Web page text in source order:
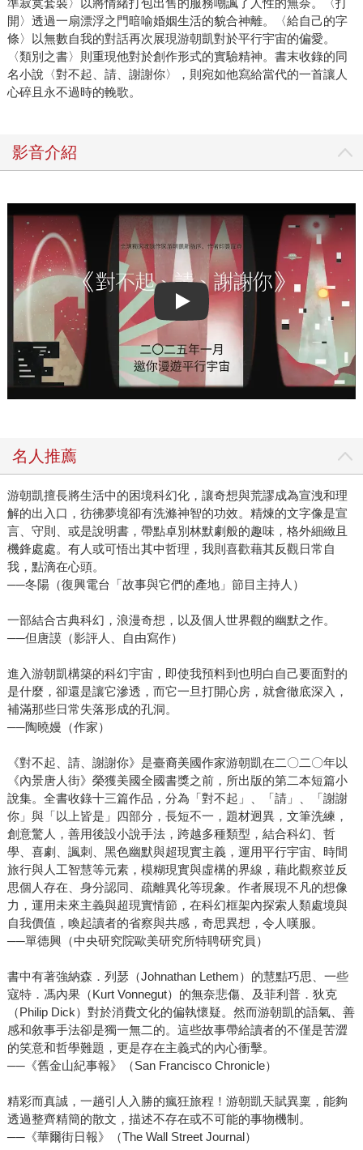
準寂寞套裝〉以將情緒打包出售的服務嘲諷了人性的無奈。〈打
開〉透過一扇漂浮之門暗喻婚姻生活的貌合神離。〈給自己的字
條〉以無數自我的對話再次展現游朝凱對於平行宇宙的偏愛。
〈類別之書〉則重現他對於創作形式的實驗精神。書末收錄的同
名小說〈對不起、請、謝謝你〉，則宛如他寫給當代的一首讓人
心碎且永不過時的輓歌。
影音介紹
Play video
名人推薦
游朝凱擅長將生活中的困境科幻化，讓奇想與荒謬成為宣洩和理
解的出入口，彷彿夢境卻有洗滌神智的功效。精煉的文字像是宣
言、守則、或是說明書，帶點卓別林默劇般的趣味，格外細緻且
機鋒處處。有人或可悟出其中哲理，我則喜歡藉其反觀日常自
我，點滴在心頭。
──冬陽（復興電台「故事與它們的產地」節目主持人）
一部結合古典科幻，浪漫奇想，以及個人世界觀的幽默之作。
──但唐謨（影評人、自由寫作）
進入游朝凱構築的科幻宇宙，即使我預料到也明白自己要面對的
是什麼，卻還是讓它滲透，而它一旦打開心房，就會徹底深入，
補滿那些日常失落形成的孔洞。
──陶曉嫚（作家）
《對不起、請、謝謝你》是臺裔美國作家游朝凱在二〇二〇年以
《內景唐人街》榮獲美國全國書獎之前，所出版的第二本短篇小
說集。全書收錄十三篇作品，分為「對不起」、「請」、「謝謝
你」與「以上皆是」四部分，長短不一，題材迥異，文筆洗練，
創意驚人，善用後設小說手法，跨越多種類型，結合科幻、哲
學、喜劇、諷刺、黑色幽默與超現實主義，運用平行宇宙、時間
旅行與人工智慧等元素，模糊現實與虛構的界線，藉此觀察並反
思個人存在、身分認同、疏離異化等現象。作者展現不凡的想像
力，運用未來主義與超現實情節，在科幻框架內探索人類處境與
自我價值，喚起讀者的省察與共感，奇思異想，令人嘆服。
──單德興（中央研究院歐美研究所特聘研究員）
書中有著強納森．列瑟（Johnathan Lethem）的慧黠巧思、一些
寇特．馮內果（Kurt Vonnegut）的無奈悲傷、及菲利普．狄克
（Philip Dick）對於消費文化的偏執懷疑。然而游朝凱的語氣、善
感和敘事手法卻是獨一無二的。這些故事帶給讀者的不僅是苦澀
的笑意和哲學難題，更是存在主義式的內心衝擊。
──《舊金山紀事報》（San Francisco Chronicle）
精彩而真誠，一趟引人入勝的瘋狂旅程！游朝凱天賦異稟，能夠
透過整齊精簡的散文，描述不存在或不可能的事物機制。
──《華爾街日報》（The Wall Street Journal）